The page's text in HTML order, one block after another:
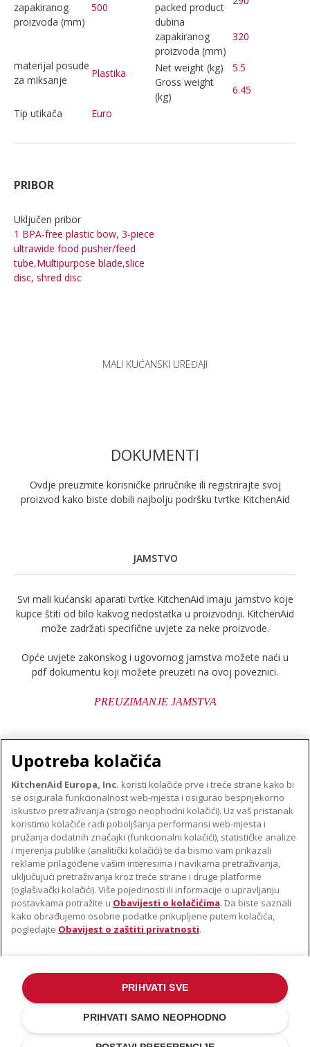
zapakiranog
proizvoda (mm)
500
packed product
dubina
zapakiranog
proizvoda (mm)
320
materijal posude
za miksanje
Plastika Net weight (kg)
5.5
Gross weight
(kg)
6.45
Tip utikača
Euro
PRIBOR
Uključen pribor
1 BPA-free plastic bow, 3-piece
ultrawide food pusher/feed
tube,Multipurpose blade,slice
disc, shred disc
MALI KUĆANSKI UREĐAJI
DOKUMENTI
Ovdje preuzmite korisničke priručnike ili registrirajte svoj
proizvod kako biste dobili najbolju podršku tvrtke KitchenAid
JAMSTVO
Svi mali kućanski aparati tvrtke KitchenAid imaju jamstvo koje
kupce štiti od bilo kakvog nedostatka u proizvodnji. KitchenAid
može zadržati specifične uvjete za neke proizvode.
Opće uvjete zakonskog i ugovornog jamstva možete naći u
pdf dokumentu koji možete preuzeti na ovoj poveznici.
PREUZIMANJE JAMSTVA
O TVRTKI KITCHENAID
Robna marka
Povijest
ODR
PODRŠKA
Pronađi trgovinu
Jamstvo i dokumenti
PRATITE NAS
©2022. Sva prava pridržana. KitchenAid i dizajn samostojećeg miksera
zaštitni su znakovi u SAD-u. i u drugim državama .
Obavijest o zaštiti privatnosti.Kolačić.Ostale države
Upotreba kolačića
KitchenAid Europa, Inc. koristi kolačiće prve i treće strane kako bi
se osigurala funkcionalnost web-mjesta i osigurao besprijekorno
iskustvo pretraživanja (strogo neophodni kolačići). Uz vaš pristanak
koristimo kolačiće radi poboljšanja performansi web-mjesta i
pružanja dodatnih značajki (funkcionalni kolačići), statističke analize
i mjerenja publike (analitički kolačići) te da bismo vam prikazali
reklame prilagođene vašim interesima i navikama pretraživanja,
uključujući pretraživanja kroz treće strane i druge platforme
(oglašivački kolačići). Više pojedinosti ili informacije o upravljanju
postavkama potražite u Obavijesti o kolačićima. Da biste saznali
kako obrađujemo osobne podatke prikupljene putem kolačića,
pogledajte Obavijest o zaštiti privatnosti.
PRIHVATI SAMO NEOPHODNO
PRIHVATI SVE